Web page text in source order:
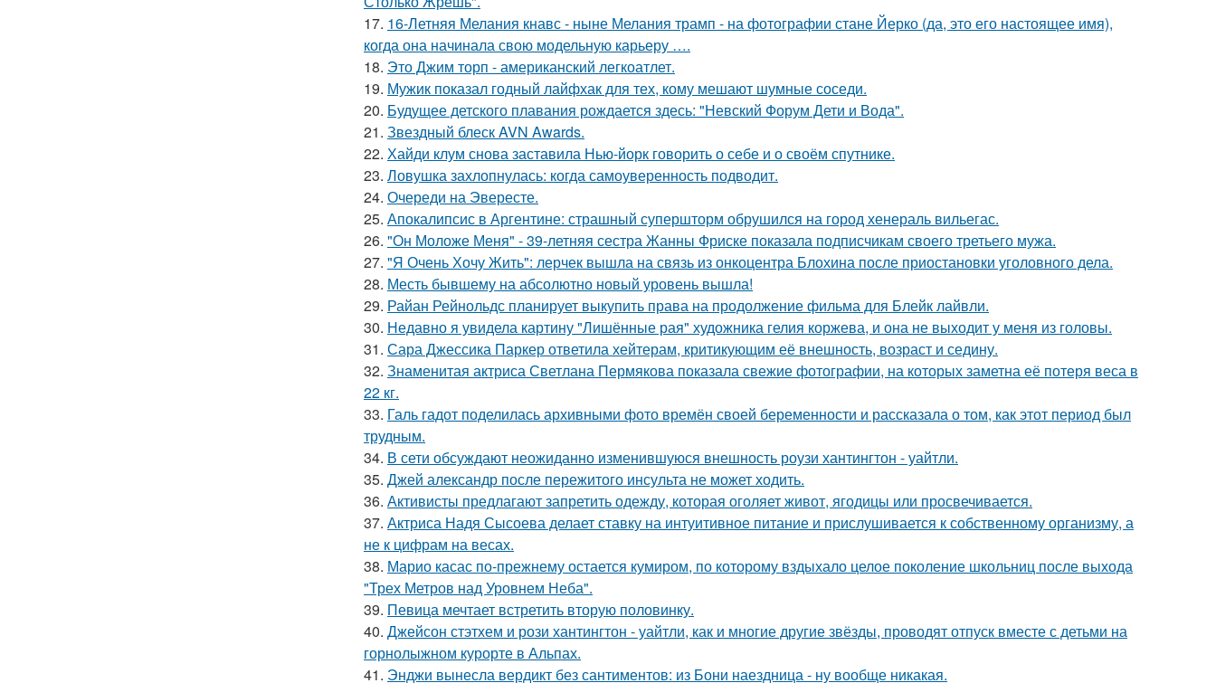
17. 16-Летняя Мелания кнавс - ныне Мелания трамп - на фотографии стане Йерко (да, это его настоящее имя),
когда она начинала свою модельную карьеру ….
18. Это Джим торп - американский легкоатлет.
19. Мужик показал годный лайфхак для тех, кому мешают шумные соседи.
20. Будущее детского плавания рождается здесь: "Невский Форум Дети и Вода".
21. Звездный блеск AVN Awards.
22. Хайди клум снова заставила Нью-йорк говорить о себе и о своём спутнике.
23. Ловушка захлопнулась: когда самоуверенность подводит.
24. Очереди на Эвересте.
25. Апокалипсис в Аргентине: страшный супершторм обрушился на город хенераль вильегас.
26. "Он Моложе Меня" - 39-летняя сестра Жанны Фриске показала подписчикам своего третьего мужа.
27. "Я Очень Хочу Жить": лерчек вышла на связь из онкоцентра Блохина после приостановки уголовного дела.
28. Месть бывшему на абсолютно новый уровень вышла!
29. Райан Рейнольдс планирует выкупить права на продолжение фильма для Блейк лайвли.
30. Недавно я увидела картину "Лишённые рая" художника гелия коржева, и она не выходит у меня из головы.
31. Сара Джессика Паркер ответила хейтерам, критикующим её внешность, возраст и седину.
32. Знаменитая актриса Светлана Пермякова показала свежие фотографии, на которых заметна её потеря веса в
22 кг.
33. Галь гадот поделилась архивными фото времён своей беременности и рассказала о том, как этот период был
трудным.
34. В сети обсуждают неожиданно изменившуюся внешность роузи хантингтон - уайтли.
35. Джей александр после пережитого инсульта не может ходить.
36. Активисты предлагают запретить одежду, которая оголяет живот, ягодицы или просвечивается.
37. Актриса Надя Сысоева делает ставку на интуитивное питание и прислушивается к собственному организму, а
не к цифрам на весах.
38. Марио касас по-прежнему остается кумиром, по которому вздыхало целое поколение школьниц после выхода
"Трех Метров над Уровнем Неба".
39. Певица мечтает встретить вторую половинку.
40. Джейсон стэтхем и рози хантингтон - уайтли, как и многие другие звёзды, проводят отпуск вместе с детьми на
горнолыжном курорте в Альпах.
41. Энджи вынесла вердикт без сантиментов: из Бони наездница - ну вообще никакая.